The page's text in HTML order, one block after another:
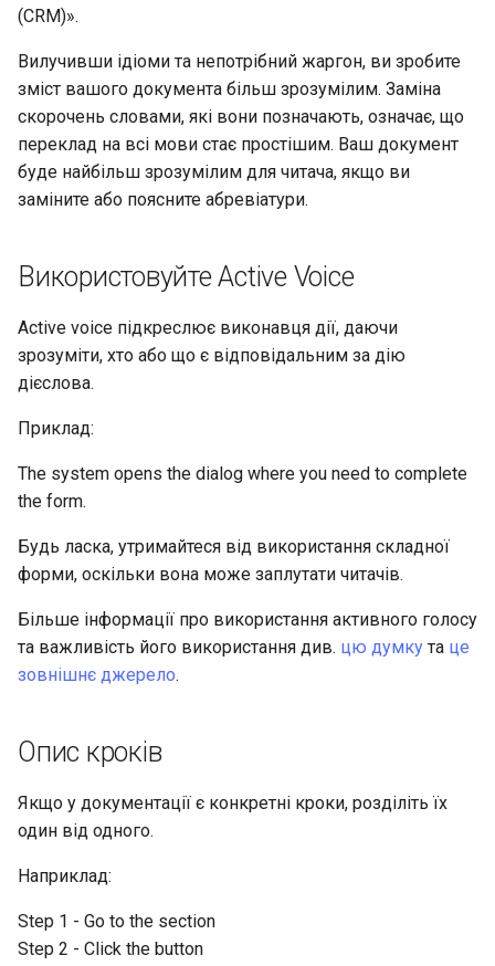
(CRM)».
Вилучивши ідіоми та непотрібний жаргон, ви зробите
зміст вашого документа більш зрозумілим. Заміна
скорочень словами, які вони позначають, означає, що
переклад на всі мови стає простішим. Ваш документ
буде найбільш зрозумілим для читача, якщо ви
заміните або поясните абревіатури.
Використовуйте Active Voice
Active voice підкреслює виконавця дії, даючи
зрозуміти, хто або що є відповідальним за дію
дієслова.
Приклад:
The system opens the dialog where you need to complete
the form.
Будь ласка, утримайтеся від використання складної
форми, оскільки вона може заплутати читачів.
Більше інформації про використання активного голосу
та важливість його використання див. цю думку та це
зовнішнє джерело.
Опис кроків
Якщо у документації є конкретні кроки, розділіть їх
один від одного.
Наприклад:
Step 1 - Go to the section
Step 2 - Click the button